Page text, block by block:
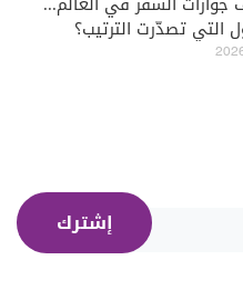
تصدّرت الترتيب؟
إشترك